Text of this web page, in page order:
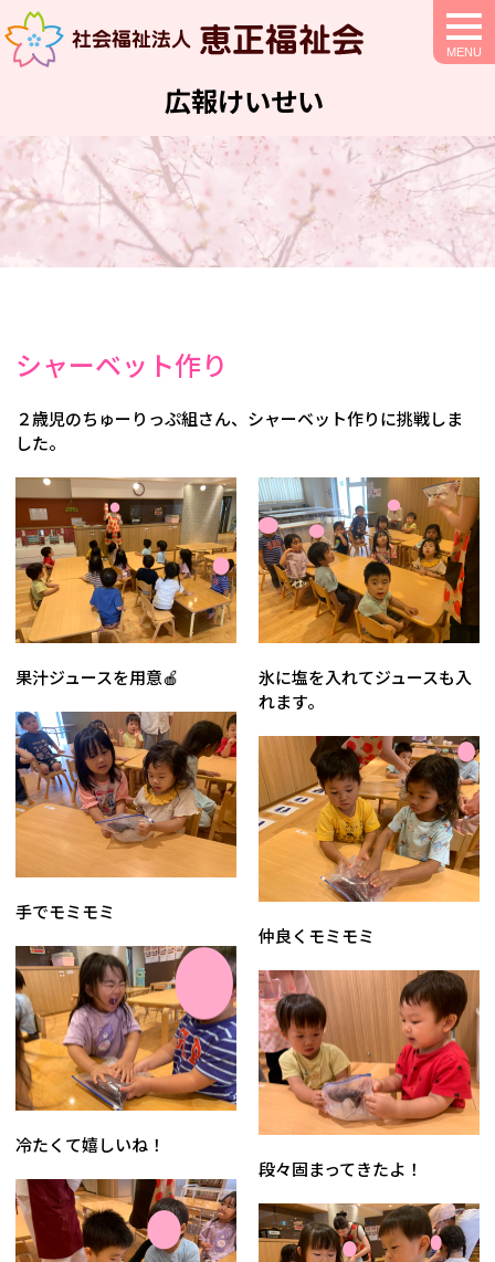
広報けいせい
シャーベット作り
２歳児のちゅーりっぷ組さん、シャーベット作りに挑戦しま
した。
果汁ジュースを用意🍎
手でモミモミ
冷たくて嬉しいね！
氷に塩を入れてジュースも入
れます。
仲良くモミモミ
段々固まってきたよ！